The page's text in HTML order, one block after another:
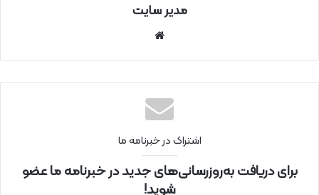
مدیر سایت
نتی
اشتراک در خبرنامه ما
برای دریافت به‌روزرسانی‌های جدید در خبرنامه ما عضو
شوید!